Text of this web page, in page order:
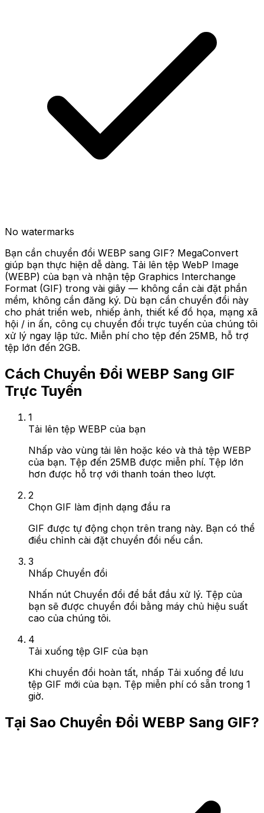
No watermarks
Bạn cần chuyển đổi WEBP sang GIF? MegaConvert
giúp bạn thực hiện dễ dàng. Tải lên tệp WebP Image
(WEBP) của bạn và nhận tệp Graphics Interchange
Format (GIF) trong vài giây — không cần cài đặt phần
mềm, không cần đăng ký. Dù bạn cần chuyển đổi này
cho phát triển web, nhiếp ảnh, thiết kế đồ họa, mạng xã
hội / in ấn, công cụ chuyển đổi trực tuyến của chúng tôi
xử lý ngay lập tức. Miễn phí cho tệp đến 25MB, hỗ trợ
tệp lớn đến 2GB.
Cách Chuyển Đổi WEBP Sang GIF
Trực Tuyến
1
Tải lên tệp WEBP của bạn
Nhấp vào vùng tải lên hoặc kéo và thả tệp WEBP
của bạn. Tệp đến 25MB được miễn phí. Tệp lớn
hơn được hỗ trợ với thanh toán theo lượt.
2
Chọn GIF làm định dạng đầu ra
GIF được tự động chọn trên trang này. Bạn có thể
điều chỉnh cài đặt chuyển đổi nếu cần.
3
Nhấp Chuyển đổi
Nhấn nút Chuyển đổi để bắt đầu xử lý. Tệp của
bạn sẽ được chuyển đổi bằng máy chủ hiệu suất
cao của chúng tôi.
4
Tải xuống tệp GIF của bạn
Khi chuyển đổi hoàn tất, nhấp Tải xuống để lưu
tệp GIF mới của bạn. Tệp miễn phí có sẵn trong 1
giờ.
Tại Sao Chuyển Đổi WEBP Sang GIF?